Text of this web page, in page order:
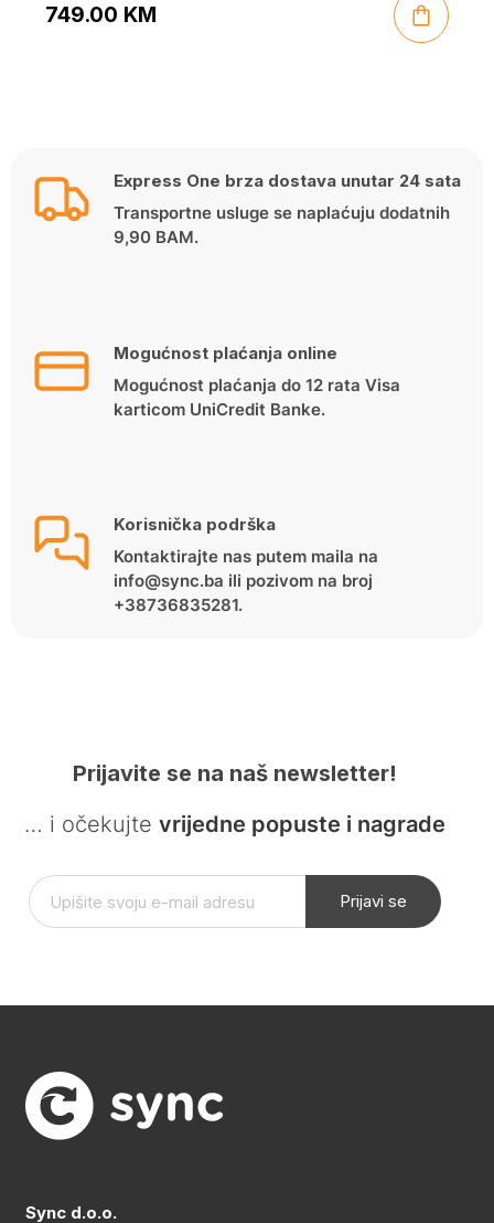
749.00 KM
Express One brza dostava unutar 24 sata
Transportne usluge se naplaćuju dodatnih
9,90 BAM.
Mogućnost plaćanja online
Mogućnost plaćanja do 12 rata Visa
karticom UniCredit Banke.
Korisnička podrška
Kontaktirajte nas putem maila na
info@sync.ba ili pozivom na broj
+38736835281.
Prijavite se na naš newsletter!
… i očekujte vrijedne popuste i nagrade
Prijavi se
Sync d.o.o.